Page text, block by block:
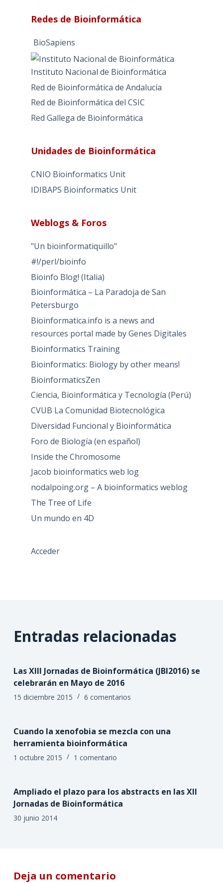
Redes de Bioinformática
BioSapiens
Instituto Nacional de Bioinformática
Red de Bioinformática de Andalucía
Red de Bioinformática del CSIC
Red Gallega de Bioinformática
Unidades de Bioinformática
CNIO Bioinformatics Unit
IDIBAPS Bioinformatics Unit
Weblogs & Foros
"Un bioinformatiquillo"
#!/perl/bioinfo
Bioinfo Blog! (Italia)
Bioinformática – La Paradoja de San
Petersburgo
Bioinformatica.info is a news and
resources portal made by Genes Digitales
Bioinformatics Training
Bioinformatics: Biology by other means!
BioinformaticsZen
Ciencia, Bioinformática y Tecnología (Perú)
CVUB La Comunidad Biotecnológica
Diversidad Funcional y Bioinformática
Foro de Biología (en español)
Inside the Chromosome
Jacob bioinformatics web log
nodalpoing.org – A bioinformatics weblog
The Tree of Life
Un mundo en 4D
Acceder
Entradas relacionadas
Las XIII Jornadas de Bioinformática (JBI2016) se
celebrarán en Mayo de 2016
15 diciembre 2015 6 comentarios
Cuando la xenofobia se mezcla con una
herramienta bioinformática
1 octubre 2015 1 comentario
Ampliado el plazo para los abstracts en las XII
Jornadas de Bioinformática
30 junio 2014
Deja un comentario